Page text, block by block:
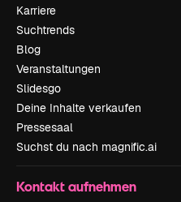
Karriere
Suchtrends
Blog
Veranstaltungen
Slidesgo
Deine Inhalte verkaufen
Pressesaal
Suchst du nach magnific.ai
Kontakt aufnehmen